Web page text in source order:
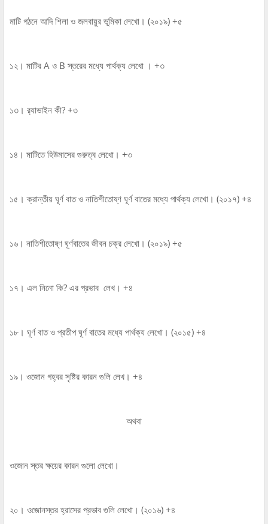
মাটি গঠনে আদি শিলা ও জলবায়ুর ভূমিকা লেখো। (২০১৯) +৫
১২। মাটির A ও B স্তরের মধ্যে পার্থক্য লেখো । +৩
১৩। র‍্যাভাইন কী? +৩
১৪। মাটিতে হিউমাসের গুরুত্ব লেখো। +৩
১৫। ক্রান্তীয় ঘূর্ণ বাত ও নাতিশীতোষ্ণ ঘূর্ণ বাতের মধ্যে পার্থক্য লেখো। (২০১৭) +৪
১৬। নাতিশীতোষ্ণ ঘূর্ণবাতের জীবন চক্র লেখো। (২০১৯) +৫
১৭। এল নিনো কি? এর প্রভাব লেখ। +৪
১৮। ঘূর্ণ বাত ও প্রতীপ ঘূর্ণ বাতের মধ্যে পার্থক্য লেখো। (২০১৫) +৪
১৯। ওজোন গহ্বর সৃষ্টির কারন গুলি লেখ। +৪
অথবা
ওজোন স্তর ক্ষয়ের কারন গুলো লেখো।
২০। ওজোনস্তর হ্রাসের প্রভাব গুলি লেখো। (২০১৬) +৪